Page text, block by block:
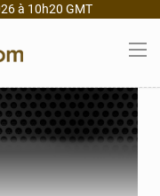
à 10h20 GMT